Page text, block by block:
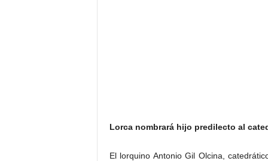
Lorca nombrará hijo predilecto al
El lorquino Antonio Gil Olcina,